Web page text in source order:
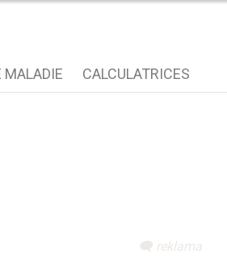
langue
MALADIE CALCULATRICES